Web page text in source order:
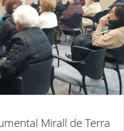
Mirall de Terra